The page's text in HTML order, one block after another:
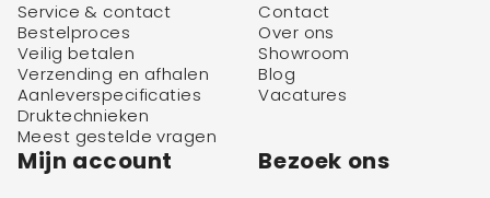
Service & contact
Bestelproces
Veilig betalen
Verzending en afhalen
Aanleverspecificaties
Druktechnieken
Meest gestelde vragen
Contact
Over ons
Showroom
Blog
Vacatures
Mijn account Bezoek ons